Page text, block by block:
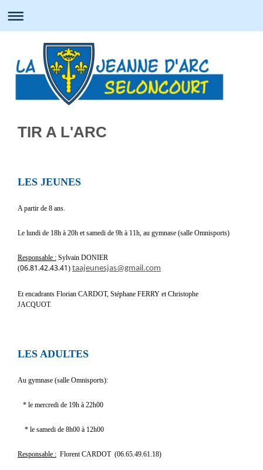
TIR A L'ARC
LES JEUNES
A partir de 8 ans.
Le lundi de 18h à 20h et samedi de 9h à 11h, au gymnase (salle Omnisports)
Responsable : Sylvain DONIER
(06.81.42.43.41) taajeunesjas@gmail.com
Et encadrants Florian CARDOT, Stéphane FERRY et Christophe
JACQUOT.
LES ADULTES
Au gymnase (salle Omnisports):
* le mercredi de 19h à 22h00
* le samedi de 8h00 à 12h00
Responsable : Florent CARDOT (06.65.49.61.18)